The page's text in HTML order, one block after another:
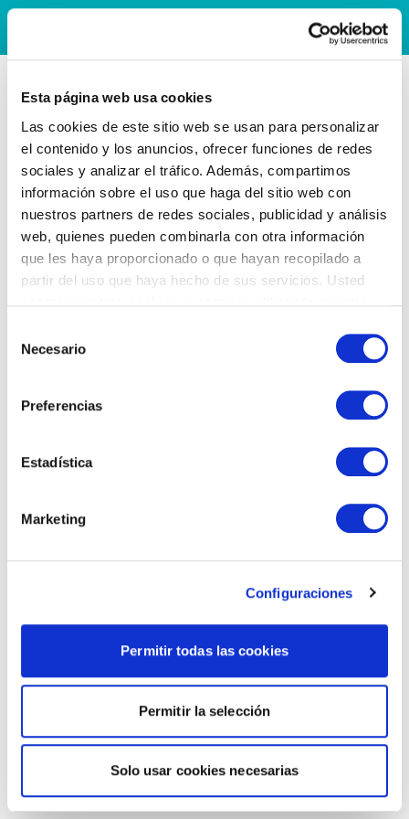
Esta página web usa cookies
Las cookies de este sitio web se usan para personalizar
el contenido y los anuncios, ofrecer funciones de redes
sociales y analizar el tráfico. Además, compartimos
información sobre el uso que haga del sitio web con
nuestros partners de redes sociales, publicidad y análisis
web, quienes pueden combinarla con otra información
que les haya proporcionado o que hayan recopilado a
partir del uso que haya hecho de sus servicios. Usted
Necesario
Preferencias
Estadística
Marketing
Configuraciones
Permitir todas las cookies
Permitir la selección
Solo usar cookies necesarias